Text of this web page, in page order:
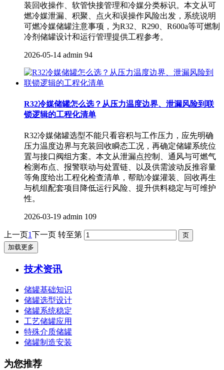
装回收操作、软管快接管理和冷媒分类标识。本文从可
燃冷媒泄漏、积聚、点火和误操作风险出发，系统说明
可燃冷媒储罐注意事项，为R32、R290、R600a等可燃制
冷剂储罐设计和运行管理提供工程参考。
2026-05-14 admin 94
R32冷媒储罐怎么选？从压力温度边界、泄漏风险到联
锁逻辑的工程化清单
R32冷媒储罐选型不能只看容积与工作压力，应先明确
压力温度边界与充装回收瞬态工况，再确定储罐系统位
置与接口阀组方案。本文从泄漏点控制、通风与可燃气
检测布点、报警联动与处置链、以及供需波动反推容量
等角度给出工程化检查清单，帮助冷媒灌装、回收再生
与机组配套项目降低运行风险、提升供料稳定与可维护
性。
2026-03-19 admin 109
上一页1下一页 转至第
加载更多
技术资讯
储罐基础知识
储罐选型设计
储罐系统稳定
工艺储罐应用
特殊介质储罐
储罐制造安装
为您推荐